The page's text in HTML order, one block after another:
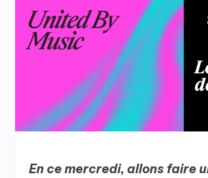
En ce mercredi, allons faire